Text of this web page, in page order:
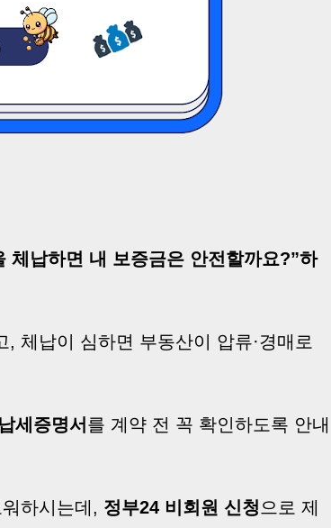
체납하면 내 보증금은 안전할까요?”하
체납이 심하면 부동산이 압류·경매로
세증명서를 계약 전 꼭 확인하도록 안내
하시는데, 정부24 비회원 신청 으로 제